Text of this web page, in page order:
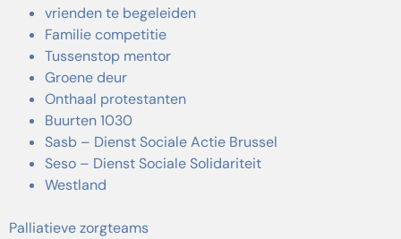
vrienden te begeleiden
Familie competitie
Tussenstop mentor
Groene deur
Onthaal protestanten
Buurten 1030
Sasb – Dienst Sociale Actie Brussel
Seso – Dienst Sociale Solidariteit
Westland
Palliatieve zorgteams